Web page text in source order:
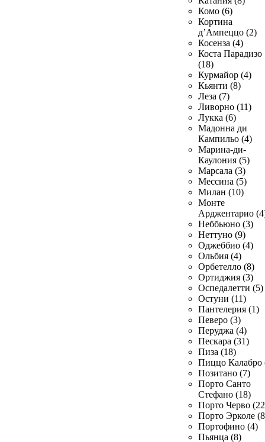
Комо (6)
Кортина
д’Ампеццо (2)
Косенза (4)
Коста Парадизо
(18)
Курмайор (4)
Кьянти (8)
Леза (7)
Ливорно (11)
Лукка (6)
Мадонна ди
Кампильо (4)
Марина-ди-
Каулония (5)
Марсала (3)
Мессина (5)
Милан (10)
Монте
Арджентарио
Неббьюно (3)
Неттуно (9)
Оджеббио (4)
Ольбия (4)
Орбетелло (8)
Ортиджия (3)
Оспедалетти (5)
Остуни (11)
Пантелерия (1)
Певеро (3)
Перуджа (4)
Пескара (31)
Пиза (18)
Пиццо Калабро
Позитано (7)
Порто Санто
Стефано (18)
Порто Черво
Порто Эрколе
Портофино (4)
Пьянца (8)